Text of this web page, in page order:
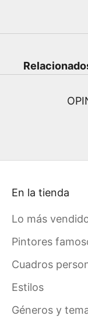
En la tienda
Lo más
Pintores
Cuadros
Estilos
Géneros y